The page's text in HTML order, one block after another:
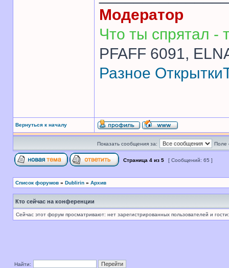
Модератор
Что ты спрятал -
PFAFF 6091,
Разное Открытки
Вернуться к началу
Показать сообщения за: Поле
Страница 4 из 5 [ Сообщений: 65 ]
Список форумов » Dublirin » Архив
Кто сейчас на конференции
Сейчас этот форум просматривают: нет зарегистрированных пользователей и
Найти: